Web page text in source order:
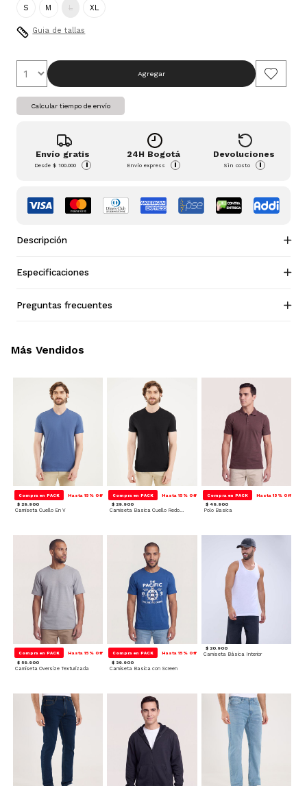
S M L XL
Guia de tallas
Agregar
Calcular tiempo de envío
Envío gratis
Desde$ 100.000 i
24H Bogotá
Envío express i
Devoluciones
Sin costo i
Descripción
Especificaciones
Preguntas frecuentes
Compra en PACK Hasta 15% Off
$ 29.900
Camiseta Cuello En V
Compra en PACK Hasta 15% Off
$ 29.900
Camiseta Basica Cuello Redondo
Compra en PACK Hasta 15% Off
$ 49.900
Polo Basica
Compra en PACK Hasta 15% Off
$ 59.900
Camiseta Oversize Texturizada
Compra en PACK Hasta 15% Off
$ 39.900
Camiseta Basica con Screen
$ 20.900
Camiseta Básica Interior
Más Vendidos